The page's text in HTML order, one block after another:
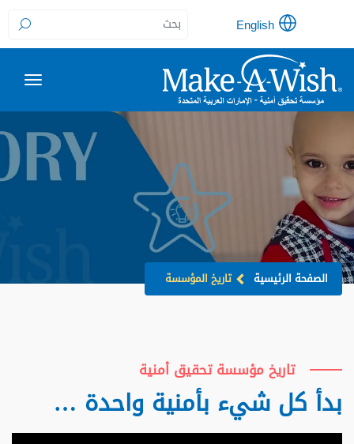
English
الصفحة الرئيسية تاريخ المؤسسة
تاريخ مؤسسة تحقيق أمنية
بدأ كل شيء بأمنية واحدة …